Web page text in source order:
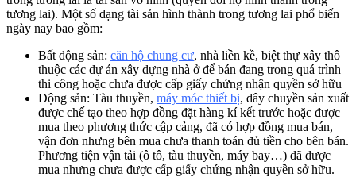
tương lai). Một số dạng tài sản hình thành trong tương lai phổ biến
ngày nay bao gồm:
Bất động sản: căn hộ chung cư, nhà liền kề, biệt thự xây thô
thuộc các dự án xây dựng nhà ở để bán đang trong quá trình
thi công hoặc chưa được cấp giấy chứng nhận quyền sở hữu
Động sản: Tàu thuyền, máy móc thiết bị, dây chuyền sản xuất
được chế tạo theo hợp đồng đặt hàng kí kết trước hoặc được
mua theo phương thức cập cảng, đã có hợp đồng mua bán,
vận đơn nhưng bên mua chưa thanh toán đủ tiền cho bên bán.
Phương tiện vận tải (ô tô, tàu thuyền, máy bay…) đã được
mua nhưng chưa được cấp giấy chứng nhận quyền sở hữu.